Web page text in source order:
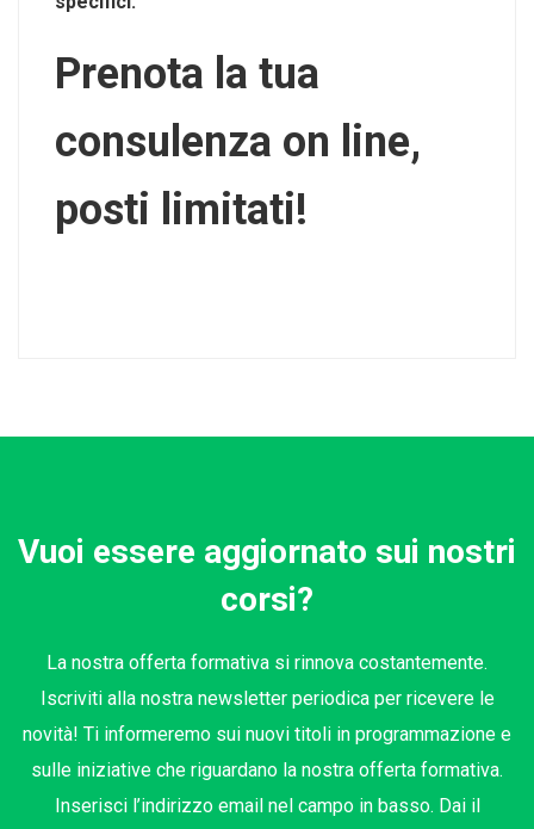
Prenota la tua
consulenza on line,
posti limitati!
Vuoi essere aggiornato sui nostri
corsi?
La nostra offerta formativa si rinnova costantemente.
Iscriviti alla nostra newsletter periodica per ricevere le
novità! Ti informeremo sui nuovi titoli in programmazione e
sulle iniziative che riguardano la nostra offerta formativa.
Inserisci l’indirizzo email nel campo in basso. Dai il